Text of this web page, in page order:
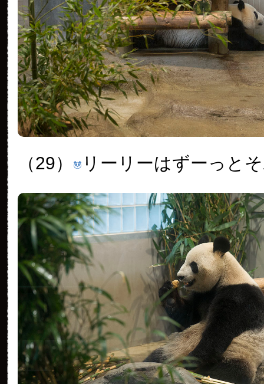
（29） リーリーはずーっと